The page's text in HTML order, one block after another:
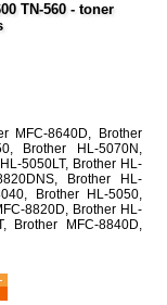
TN-560 - toner
MFC-8640D, Brother
Brother HL-5070N,
5050LT, Brother HL-
Brother HL-
Brother HL-5050,
8820D, Brother HL-
Brother MFC-8840D,